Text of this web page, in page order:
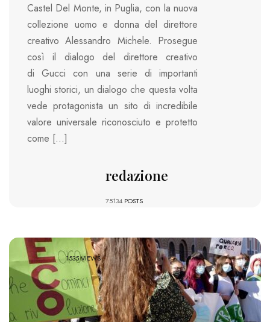
Castel Del Monte, in Puglia, con la nuova
collezione uomo e donna del direttore
creativo Alessandro Michele. Prosegue
così il dialogo del direttore creativo
di Gucci con una serie di importanti
luoghi storici, un dialogo che questa volta
vede protagonista un sito di incredibile
valore universale riconosciuto e protetto
come […]
redazione
75134 POSTS
1535 VIEWS